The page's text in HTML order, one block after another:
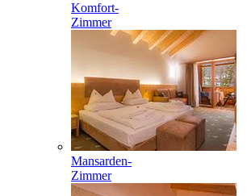
Komfort-
Zimmer
Mansarden-
Zimmer